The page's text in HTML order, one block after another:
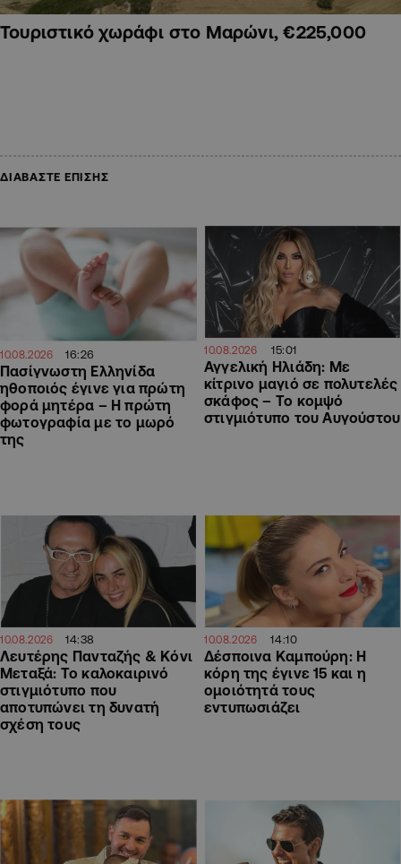
Τουριστικό χωράφι στο Μαρώνι, €225,000
ΔΙΑΒΑΣΤΕ ΕΠΙΣΗΣ
10.08.2026 16:26
Πασίγνωστη Ελληνίδα
ηθοποιός έγινε για πρώτη
φορά μητέρα – Η πρώτη
φωτογραφία με το μωρό
της
10.08.2026 15:01
Αγγελική Ηλιάδη: Με
κίτρινο μαγιό σε πολυτελές
σκάφος – Το κομψό
στιγμιότυπο του Αυγούστου
10.08.2026 14:38
Λευτέρης Πανταζής & Κόνι
Μεταξά: Το καλοκαιρινό
στιγμιότυπο που
αποτυπώνει τη δυνατή
σχέση τους
10.08.2026 14:10
Δέσποινα Καμπούρη: Η
κόρη της έγινε 15 και η
ομοιότητά τους
εντυπωσιάζει